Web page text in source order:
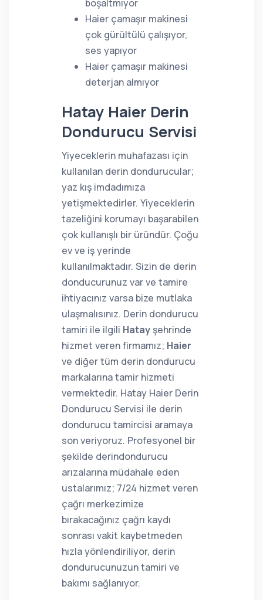
boşaltmıyor
Haier çamaşır makinesi
çok gürültülü çalışıyor,
ses yapıyor
Haier çamaşır makinesi
deterjan almıyor
Hatay Haier Derin
Dondurucu Servisi
Yiyeceklerin muhafazası için
kullanılan derin dondurucular;
yaz kış imdadımıza
yetişmektedirler. Yiyeceklerin
tazeliğini korumayı başarabilen
çok kullanışlı bir üründür. Çoğu
ev ve iş yerinde
kullanılmaktadır. Sizin de derin
donducurunuz var ve tamire
ihtiyacınız varsa bize mutlaka
ulaşmalısınız. Derin dondurucu
tamiri ile ilgili Hatay şehrinde
hizmet veren firmamız; Haier
ve diğer tüm derin dondurucu
markalarına tamir hizmeti
vermektedir. Hatay Haier Derin
Dondurucu Servisi ile derin
dondurucu tamircisi aramaya
son veriyoruz. Profesyonel bir
şekilde derindondurucu
arızalarına müdahale eden
ustalarımız; 7/24 hizmet veren
çağrı merkezimize
bırakacağınız çağrı kaydı
sonrası vakit kaybetmeden
hızla yönlendiriliyor, derin
dondurucunuzun tamiri ve
bakımı sağlanıyor.